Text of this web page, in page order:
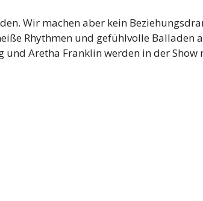
Wir machen aber kein
Rhythmen und gefühlvolle Balladen
und Aretha Franklin werden in der Show